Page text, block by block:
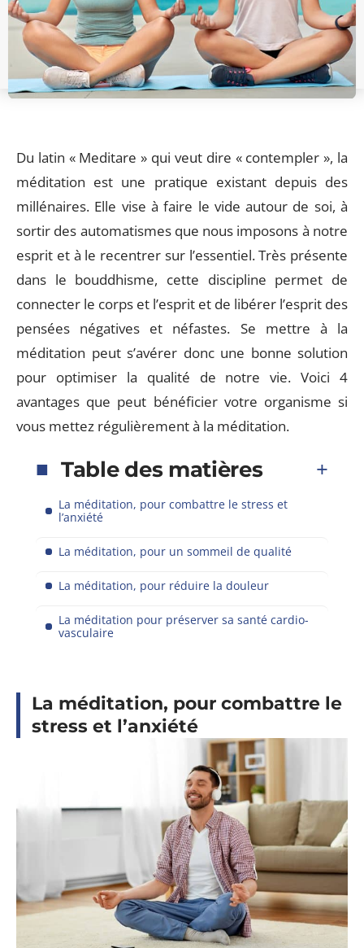
Du latin « Meditare » qui veut dire « contempler », la
méditation est une pratique existant depuis des
millénaires. Elle vise à faire le vide autour de soi, à
sortir des automatismes que nous imposons à notre
esprit et à le recentrer sur l’essentiel. Très présente
dans le bouddhisme, cette discipline permet de
connecter le corps et l’esprit et de libérer l’esprit des
pensées négatives et néfastes. Se mettre à la
méditation peut s’avérer donc une bonne solution
pour optimiser la qualité de notre vie. Voici 4
avantages que peut bénéficier votre organisme si
vous mettez régulièrement à la méditation.
Table des matières
La méditation, pour combattre le stress et
l’anxiété
La méditation, pour un sommeil de qualité
La méditation, pour réduire la douleur
La méditation pour préserver sa santé cardio-
vasculaire
La méditation, pour combattre le
stress et l’anxiété